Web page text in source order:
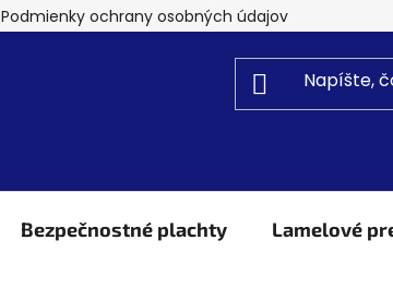
Podmienky ochrany osobných údajov
Bezpečnostné plachty Lamelové